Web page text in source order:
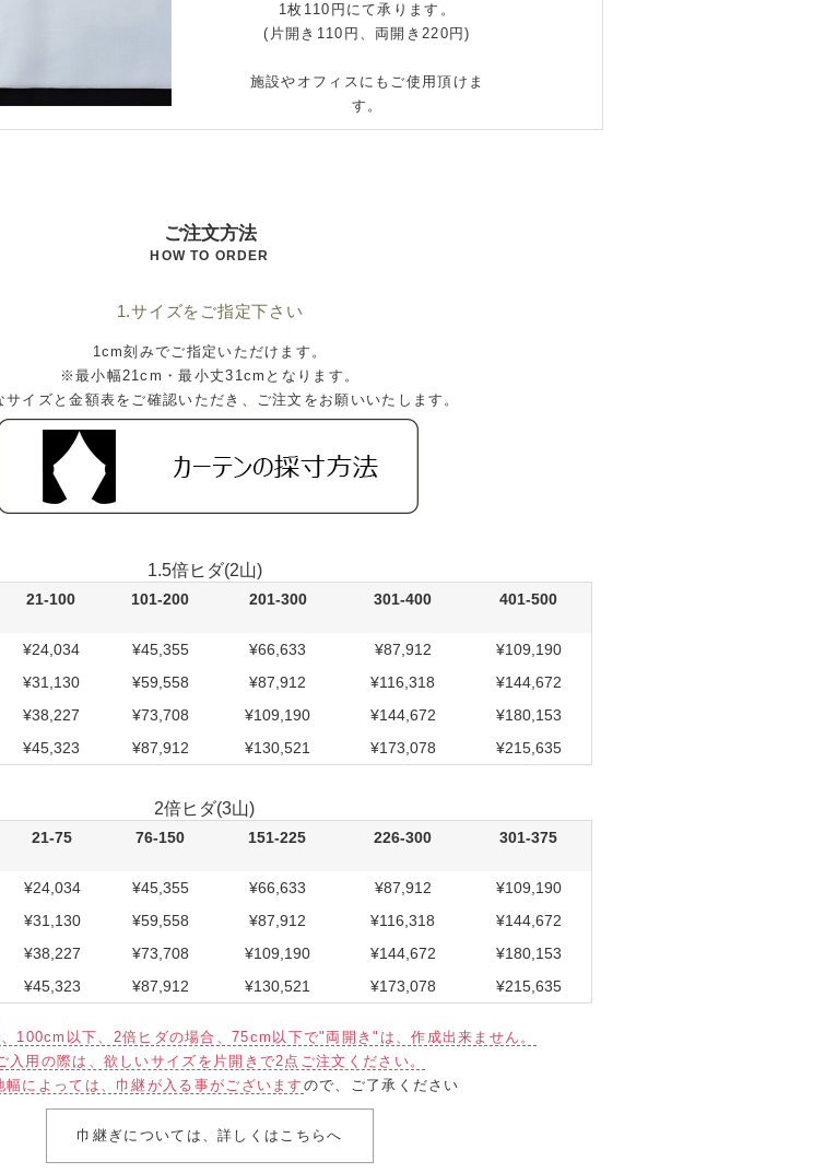
ご注文方法
HOW TO ORDER
1.サイズをご指定下さい
1cm刻みでご指定いただけます。
※最小幅21cm・最小丈31cmとなります。
サイズと金額表をご確認いただき、ご注文をお願いいたします。
1.5倍ヒダ(2山)
21-100 101-200 201-300 301-400 401-500
¥24,034 ¥45,355 ¥66,633 ¥87,912
¥109,190
¥31,130 ¥59,558 ¥87,912 ¥116,318
¥144,672
¥38,227 ¥73,708 ¥109,190 ¥144,672
¥180,153
¥45,323 ¥87,912 ¥130,521 ¥173,078 ¥215,635
2倍ヒダ(3山)
21-75 76-150 151-225 226-300 301-375
¥24,034 ¥45,355 ¥66,633 ¥87,912
¥109,190
¥31,130 ¥59,558 ¥87,912 ¥116,318
¥144,672
¥38,227 ¥73,708 ¥109,190 ¥144,672
¥180,153
¥45,323 ¥87,912 ¥130,521 ¥173,078 ¥215,635
100cm以下、2倍ヒダの場合、75cm以下で"両開き"は、作成出来ません。
入用の際は、欲しいサイズを片開きで2点ご注文ください。
によっては、巾継が入る事がございます ので、ご了承ください
巾継ぎについては、詳しくはこちらへ
1枚110円にて承ります。
(片開き110円、両開き220円)
施設やオフィスにもご使用頂けま
す。